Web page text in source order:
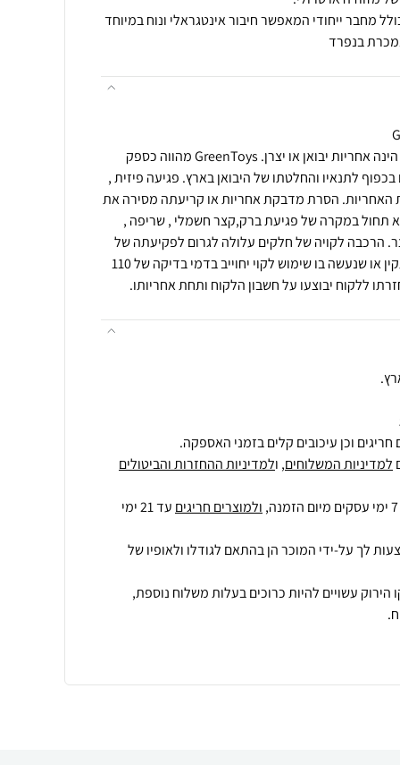
מחבר ייחודי המאפשר חיבור אינטגראלי ונוח במיוחד
בנפרד
תנאי רכישה ואחריות: האחריות הינה אחריות יבואן או יצרן. GreenToys מהווה כספק
לתנאיו והחלטתו של היבואן בארץ. פגיעה פיזית ,
האחריות. הסרת מדבקת אחריות או קריעתה מסירה את
תחול במקרה של פגיעת ברק,קצר חשמלי , שריפה ,
הרכבה לקויה של חלקים עלולה לגרום לפקיעתה של
האחריות. מוצר שיבדק וימצא תקין או שנעשה בו שימוש לקוי יחוייב בדמי בדיקה של 110
ללקוח יבוצעו על חשבון הלקוח ותחת אחריותו.
וכן עיכובים קלים בזמני האספקה.
למדיניות המשלוחים, ולמדיניות ההחזרות והביטולים
ולמוצרים חריגים עד 21 ימי
לך על-ידי המוכר הן בהתאם לגודלו ולאופיו של
הירוק עשויים להיות כרוכים בעלות משלוח נוספת,